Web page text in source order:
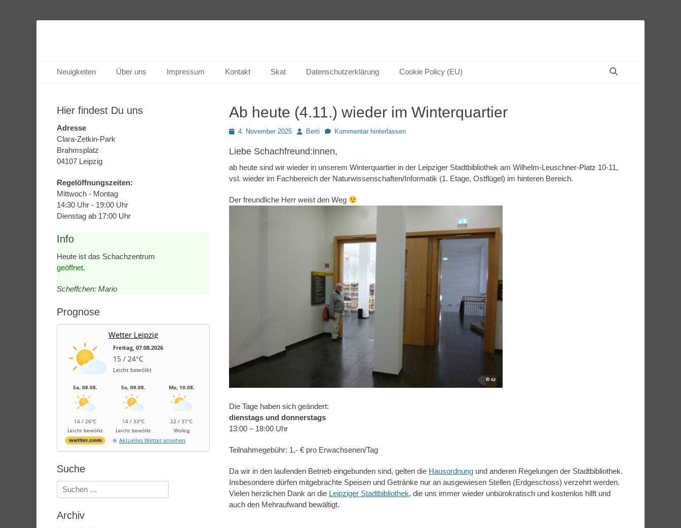
Primäres Menü
Inhalt
Neuigkeiten Über uns Impressum Kontakt Skat Datenschutzerklärung Cookie Policy (EU)
Ab heute (4.11.) wieder im Winterquartier
Posted4. November 2025 AutorBerti Kommentar hinterlassen
Liebe Schachfreund:innen,
ab heute sind wir wieder in unserem Winterquartier in der Leipziger Stadtbibliothek am Wilhelm-Leuschner-Platz 10-11,
vsl. wieder im Fachbereich der Naturwissenschaften/Informatik (1. Etage, Ostflügel) im hinteren Bereich.
Der freundliche Herr weist den Weg
Die Tage haben sich geändert:
dienstags und donnerstags
13:00 – 18:00 Uhr
Teilnahmegebühr: 1,- € pro Erwachsenen/Tag
Da wir in den laufenden Betrieb eingebunden sind, gelten die Hausordnung und anderen Regelungen der Stadtbibliothek.
Insbesondere dürfen mitgebrachte Speisen und Getränke nur an ausgewiesen Stellen (Erdgeschoss) verzehrt werden.
Vielen herzlichen Dank an die Leipziger Stadtbibliothek, die uns immer wieder unbürokratisch und kostenlos hilft und
auch den Mehraufwand bewältigt.
Hier findest Du uns
Adresse
Clara-Zetkin-Park
Brahmsplatz
04107 Leipzig
Regelöffnungszeiten:
Mittwoch - Montag
14:30 Uhr - 19:00 Uhr
Dienstag ab 17:00 Uhr
Info
Heute ist das Schachzentrum
geöffnet.
Scheffchen: Mario
Prognose
Wetter Leipzig
Freitag, 07.08.2026
15 / 24°C
Leicht bewölkt
Sa, 08.08.
14 / 26°C
Leicht bewölkt
So, 09.08.
14 / 33°C
Leicht bewölkt
Mo, 10.08.
22 / 31°C
Wolkig
Aktuelles Wetter ansehen
Suche
Suchen
nach:
Archiv